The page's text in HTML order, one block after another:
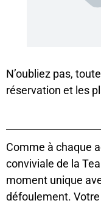
N’oubliez pas,
réservation et les
Comme à chaque
conviviale de la
moment unique
défoulement.